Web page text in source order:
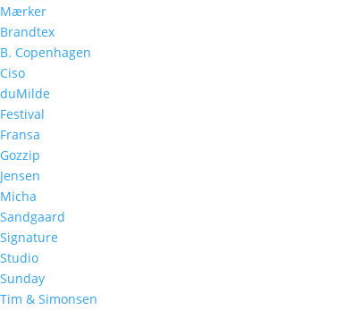
Mærker
Brandtex
B. Copenhagen
Ciso
duMilde
Festival
Fransa
Gozzip
Jensen
Micha
Sandgaard
Signature
Studio
Sunday
Tim & Simonsen